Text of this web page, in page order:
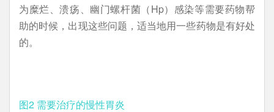
为糜烂、溃疡、幽门螺杆菌（Hp）感染等需要药物帮
助的时候，出现这些问题，适当地用一些药物是有好处
的。
图2 需要治疗的慢性胃炎